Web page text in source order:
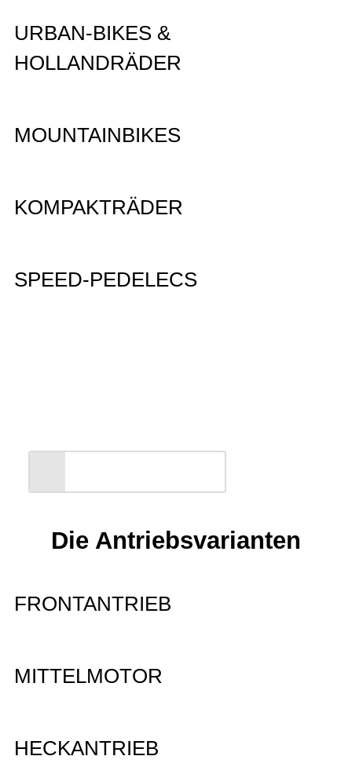
URBAN-BIKES &
HOLLANDRÄDER
MOUNTAINBIKES
KOMPAKTRÄDER
SPEED-PEDELECS
Die Antriebsvarianten
FRONTANTRIEB
MITTELMOTOR
HECKANTRIEB